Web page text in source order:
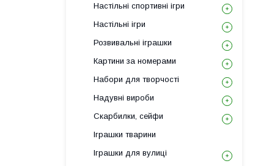
Настільні спортивні ігри
Настільні ігри
Розвивальні іграшки
Картини за номерами
Набори для творчості
Надувні вироби
Скарбилки, сейфи
Іграшки тварини
Іграшки для вулиці